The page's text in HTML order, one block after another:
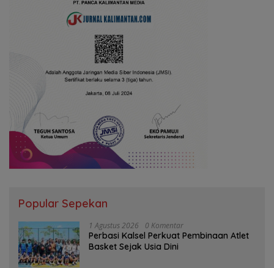
Popular Sepekan
1 Agustus 2026 0 Komentar
Perbasi Kalsel Perkuat Pembinaan Atlet
Basket Sejak Usia Dini